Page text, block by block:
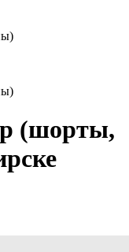
(шорты,